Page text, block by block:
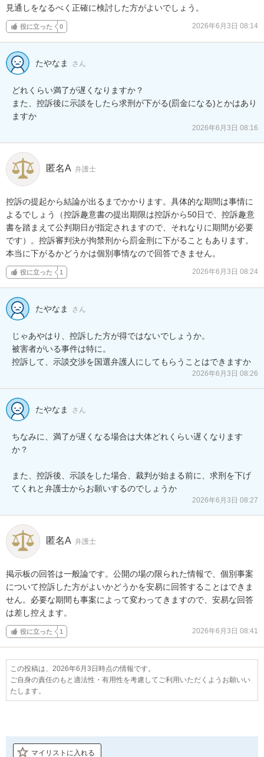
見通しをなるべく正確に検討した方がよいでしょう。
役に立った 0 2026年6月3日 08:14
たやなま さん
どれくらい満了が遅くなりますか？
また、控訴後に示談をしたら求刑が下がる(罰金になる)とかはあり
ますか
2026年6月3日 08:16
匿名A 弁護士
控訴の提起から結論が出るまでかかります。具体的な期間は事情に
よるでしょう（控訴趣意書の提出期限は控訴から50日で、控訴趣意
書を踏まえて公判期日が指定されますので、それなりに期間が必要
です）。控訴審判決が拘禁刑から罰金刑に下がることもあります。
本当に下がるかどうかは個別事情なので回答できません。
役に立った 1 2026年6月3日 08:24
たやなま さん
じゃあやはり、控訴した方が得ではないでしょうか。
被害者がいる事件は特に。
控訴して、示談交渉を国選弁護人にしてもらうことはできますか
2026年6月3日 08:26
たやなま さん
ちなみに、満了が遅くなる場合は大体どれくらい遅くなります
か？
また、控訴後、示談をした場合、裁判が始まる前に、求刑を下げ
てくれと弁護士からお願いするのでしょうか
2026年6月3日 08:27
匿名A 弁護士
掲示板の回答は一般論です。公開の場の限られた情報で、個別事案
について控訴した方がよいかどうかを安易に回答することはできま
せん。必要な期間も事案によって変わってきますので、安易な回答
は差し控えます。
役に立った 1 2026年6月3日 08:41
この投稿は、2026年6月3日時点の情報です。
ご自身の責任のもと適法性・有用性を考慮してご利用いただくようお願いい
たします。
マイリストに入れる